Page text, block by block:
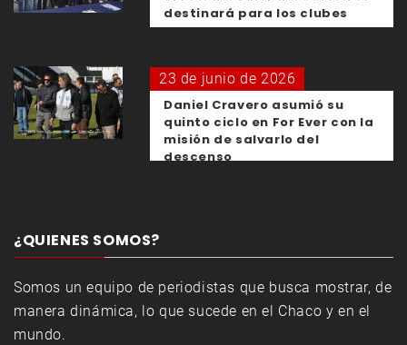
destinará para los clubes
23 de junio de 2026
Daniel Cravero asumió su
quinto ciclo en For Ever con la
misión de salvarlo del
descenso
¿QUIENES SOMOS?
Somos un equipo de periodistas que busca mostrar, de
manera dinámica, lo que sucede en el Chaco y en el
mundo.